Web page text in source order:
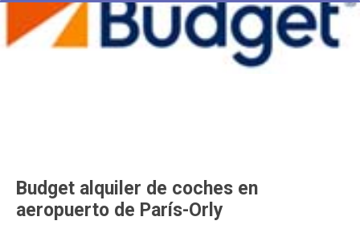
Budget alquiler de coches en
aeropuerto de París-Orly